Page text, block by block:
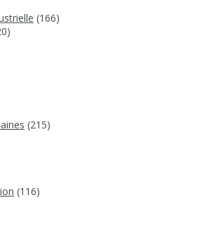
(166)
(215)
(116)